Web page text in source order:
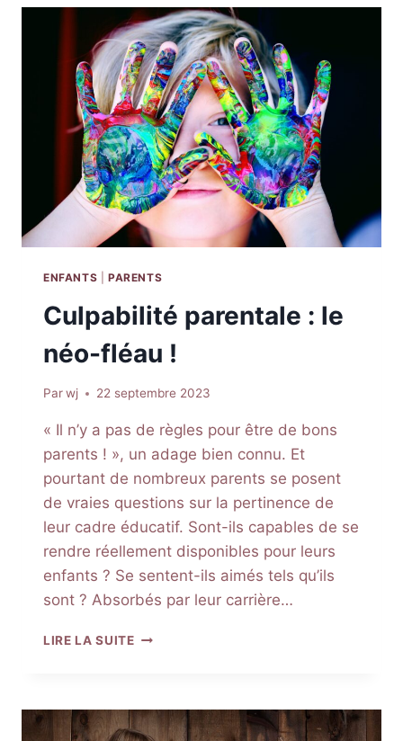
ÉCRANS
!
ENFANTS PARENTS
Culpabilité parentale : le
néo-fléau !
Parwj 22 septembre 2023
« Il n’y a pas de règles pour être de bons
parents ! », un adage bien connu. Et
pourtant de nombreux parents se posent
de vraies questions sur la pertinence de
leur cadre éducatif. Sont-ils capables de se
rendre réellement disponibles pour leurs
enfants ? Se sentent-ils aimés tels qu’ils
sont ? Absorbés par leur carrière…
LIRE LA SUITECULPABILITÉ
NÉO-
FLÉAU